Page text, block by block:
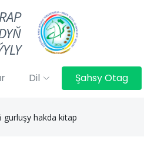
Dil Şahsy Otag
hakda kitap